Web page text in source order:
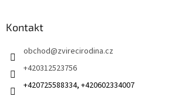
Kontakt
obchod@zvirecirodina.cz
+420312523756
+420725588334, +420602334007